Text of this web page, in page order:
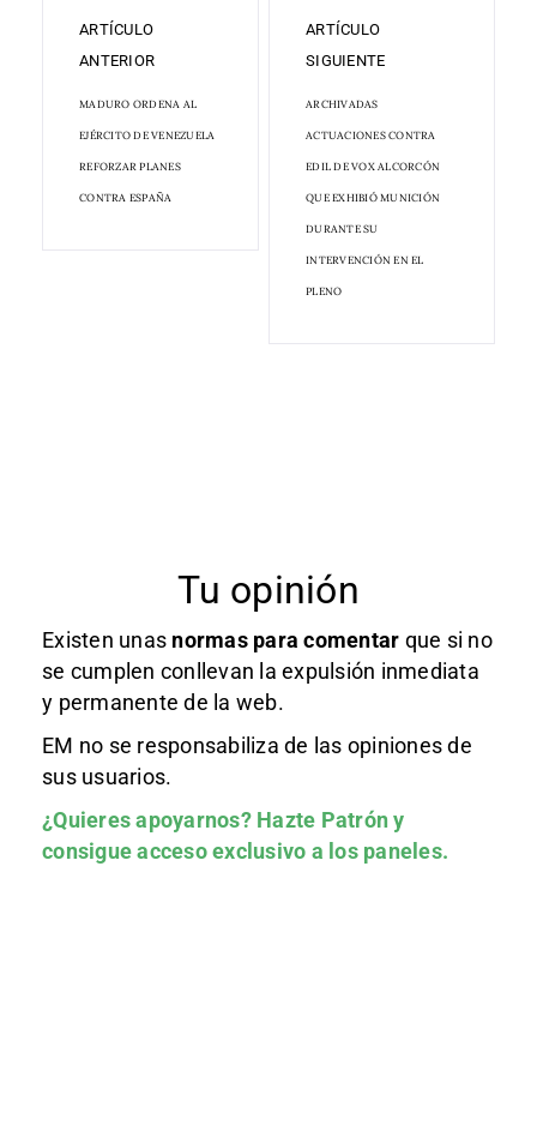
ARTÍCULO
ANTERIOR
MADURO ORDENA AL
EJÉRCITO DE VENEZUELA
REFORZAR PLANES
CONTRA ESPAÑA
ARTÍCULO
SIGUIENTE
ARCHIVADAS
ACTUACIONES CONTRA
EDIL DE VOX ALCORCÓN
QUE EXHIBIÓ MUNICIÓN
DURANTE SU
INTERVENCIÓN EN EL
PLENO
Tu opinión
Existen unas normas para comentar que si no
se cumplen conllevan la expulsión inmediata
y permanente de la web.
EM no se responsabiliza de las opiniones de
sus usuarios.
¿Quieres apoyarnos? Hazte Patróny
consigue acceso exclusivo a los paneles.